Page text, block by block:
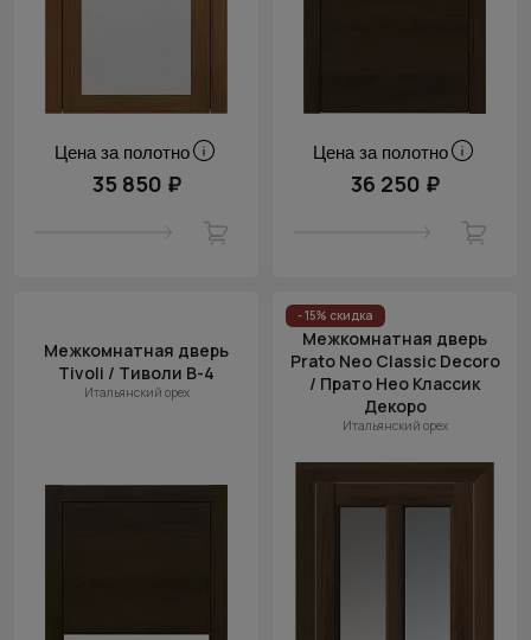
Цена за полотно
35 850 ₽
Цена за полотно
36 250 ₽
Межкомнатная дверь
Tivoli / Тиволи В-4
Итальянский орех
- 15% скидка
Межкомнатная дверь
Prato Neo Classic Decoro
/ Прато Нео Классик
Декоро
Итальянский орех